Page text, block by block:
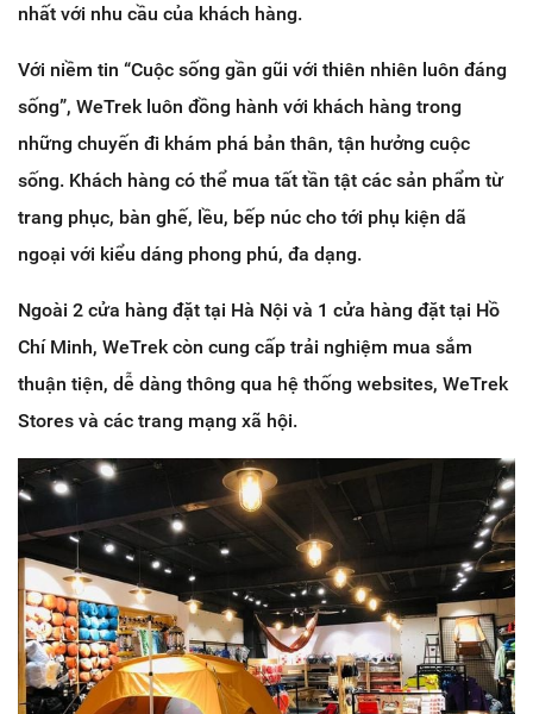
nhất với nhu cầu của khách hàng.
Với niềm tin “Cuộc sống gần gũi với thiên nhiên luôn đáng
sống”, WeTrek luôn đồng hành với khách hàng trong
những chuyến đi khám phá bản thân, tận hưởng cuộc
sống. Khách hàng có thể mua tất tần tật các sản phẩm từ
trang phục, bàn ghế, lều, bếp núc cho tới phụ kiện dã
ngoại với kiểu dáng phong phú, đa dạng.
Ngoài 2 cửa hàng đặt tại Hà Nội và 1 cửa hàng đặt tại Hồ
Chí Minh, WeTrek còn cung cấp trải nghiệm mua sắm
thuận tiện, dễ dàng thông qua hệ thống websites, WeTrek
Stores và các trang mạng xã hội.